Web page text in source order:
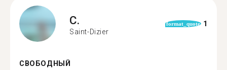
C.
Saint-Dizier
format_quote 1
СВОБОДНЫЙ